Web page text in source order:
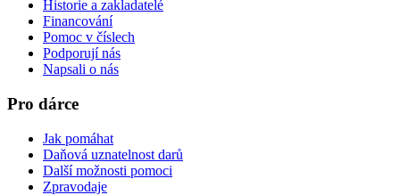
Historie a zakladatelé
Financování
Pomoc v číslech
Podporují nás
Napsali o nás
Pro dárce
Jak pomáhat
Daňová uznatelnost darů
Další možnosti pomoci
Zpravodaje